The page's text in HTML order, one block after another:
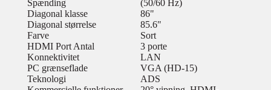
Spænding
(50/60 Hz)
Diagonal klasse
86"
Diagonal størrelse
85.6"
Farve
Sort
HDMI Port Antal
3 porte
Konnektivitet
LAN
PC grænseflade
VGA (HD-15)
Teknologi
ADS